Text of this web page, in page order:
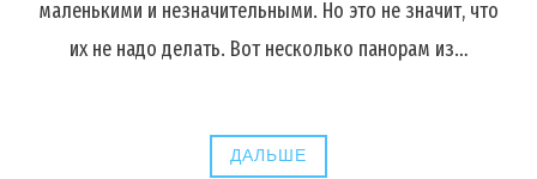
маленькими и незначительными. Но это не значит, что
их не надо делать. Вот несколько панорам из…
ДАЛЬШЕ